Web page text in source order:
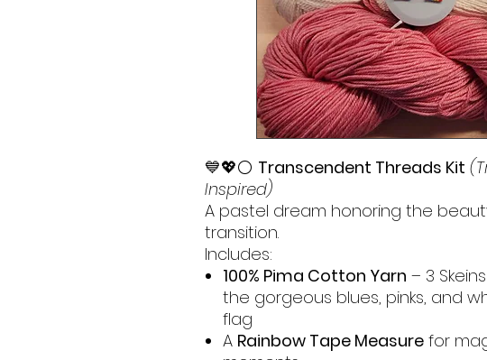
💙💖⚪ Transcendent Threads Kit
Inspired)
A pastel dream honoring the
transition.
Includes:
100% Pima Cotton Yarn – 3
the gorgeous blues, pinks, and
flag
A Rainbow Tape Measure for